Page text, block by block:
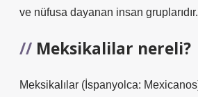
ve nüfusa dayanan insan gruplarıdır.
Meksikalilar nereli?
Meksikalılar (İspanyolca: